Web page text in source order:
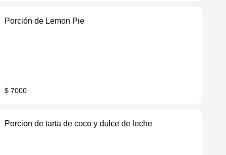
Porción de Lemon Pie
$ 7000
Porcion de tarta de coco y dulce de leche